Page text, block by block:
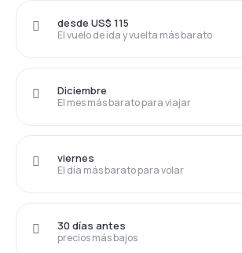
El vuelo de ida y vuelta más barato
desde US$ 115
El mes más barato para viajar
Diciembre
El día más barato para volar
viernes
precios más bajos
30 días antes